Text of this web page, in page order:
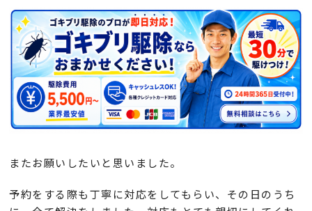
またお願いしたいと思いました。
予約をする際も丁寧に対応をしてもらい、その日のうち